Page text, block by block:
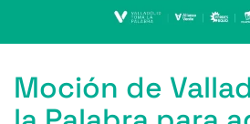
Moción de